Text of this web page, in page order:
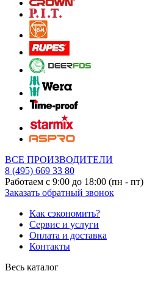
ВСЕ ПРОИЗВОДИТЕЛИ
8 (495) 669 33 80
Работаем с 9:00 до 18:00 (пн - пт)
Заказать обратный звонок
Как сэкономить?
Сервис и услуги
Оплата и доставка
Контакты
Весь каталог